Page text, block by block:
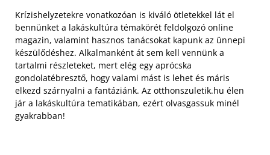
Krízishelyzetekre vonatkozóan is kiváló ötletekkel lát el
bennünket a lakáskultúra témakörét feldolgozó online
magazin, valamint hasznos tanácsokat kapunk az ünnepi
készülődéshez. Alkalmanként át sem kell vennünk a
tartalmi részleteket, mert elég egy aprócska
gondolatébresztő, hogy valami mást is lehet és máris
elkezd szárnyalni a fantáziánk. Az otthonszuletik.hu élen
jár a lakáskultúra tematikában, ezért olvasgassuk minél
gyakrabban!